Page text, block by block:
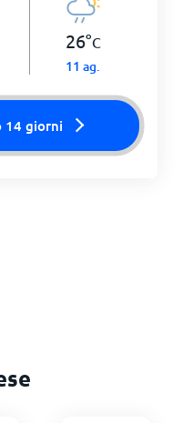
26°C
11 ag.
14 giorni